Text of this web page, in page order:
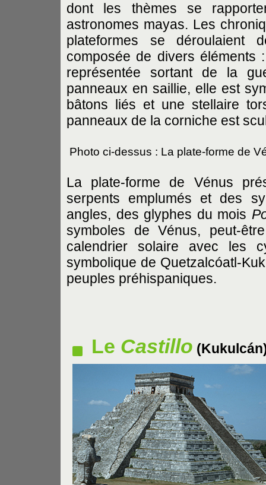
dont les thèmes se
astronomes mayas. Les
plateformes se déroulaient
composée de divers
représentée sortant de la
panneaux en saillie, elle est
bâtons liés et une stellaire
panneaux de la corniche est
Photo ci-dessus : La plate-forme de
La plate-forme de Vénus
serpents emplumés et des
angles, des glyphes du mois
symboles de Vénus, peut-
calendrier solaire avec les
symbolique de Quetzalcóatl-
peuples préhispaniques.
Le Castillo